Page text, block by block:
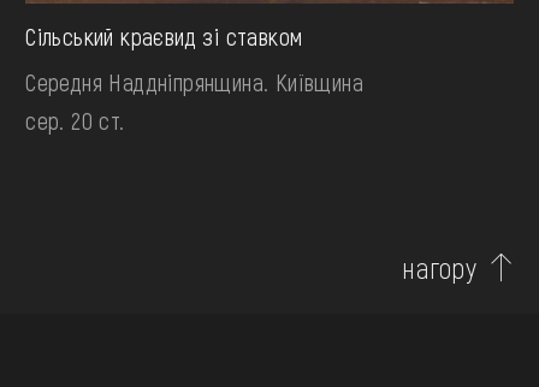
Сільський краєвид зі ставком
Середня Наддніпрянщина. Київщина
сер. 20 ст.
нагору